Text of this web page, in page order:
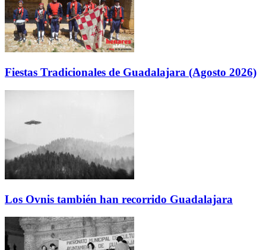
Fiestas Tradicionales de Guadalajara (Agosto 2026)
Los Ovnis también han recorrido Guadalajara